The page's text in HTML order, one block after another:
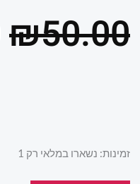
₪50.00
זמינות: נשארו במלאי רק 1
כמות